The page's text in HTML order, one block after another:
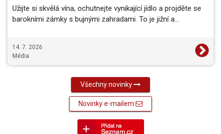
Užijte si skvělá vína, ochutnejte vynikající jídlo a projděte se
barokními zámky s bujnými zahradami. To je jižní a…
14. 7. 2026
Média
Všechny novinky
Novinky e-mailem